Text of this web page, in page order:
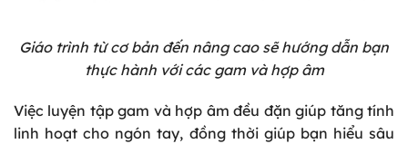
Giáo trình từ cơ bản đến nâng cao sẽ hướng dẫn bạn
thực hành với các gam và hợp âm
Việc luyện tập gam và hợp âm đều đặn giúp tăng tính
linh hoạt cho ngón tay, đồng thời giúp bạn hiểu sâu